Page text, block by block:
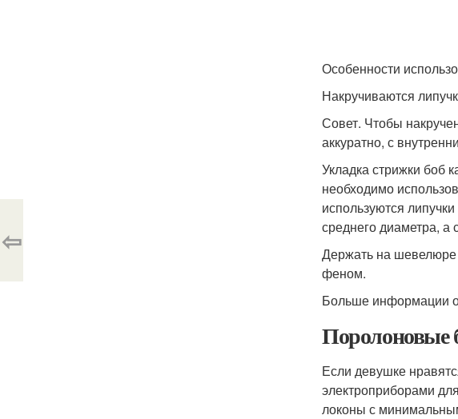
Особенности
Накручиваются
Совет. Чтобы
аккуратно, с
Укладка стрижки боб
необходимо
используются
среднего диаметра,
Держать на шевелюре
феном.
Больше информации о
Поролоновые
Если девушке
электроприборами
локоны с
⇦